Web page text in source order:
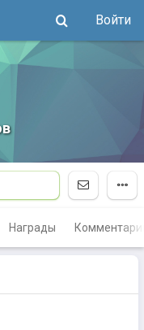
Войти
Награды